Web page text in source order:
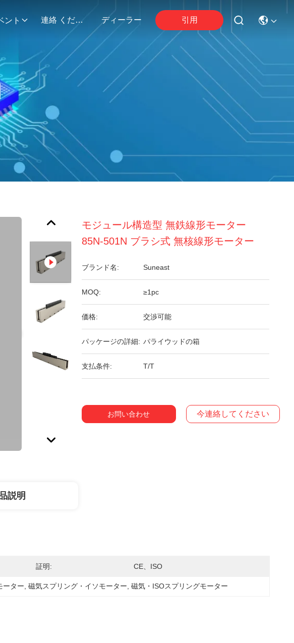
ント 連絡 ください ディーラー 引用
モジュール構造型 無鉄線形モーター
85N-501N ブラシ式 無核線形モーター
ブランド名: Suneast
MOQ: ≥1pc
価格: 交渉可能
パッケージの詳細: パライウッドの箱
支払条件: T/T
お問い合わせ 今連絡してください
説明
証明: CE、ISO
ーター , 磁気スプリング・イソモーター , 磁気・ISOスプリングモーター